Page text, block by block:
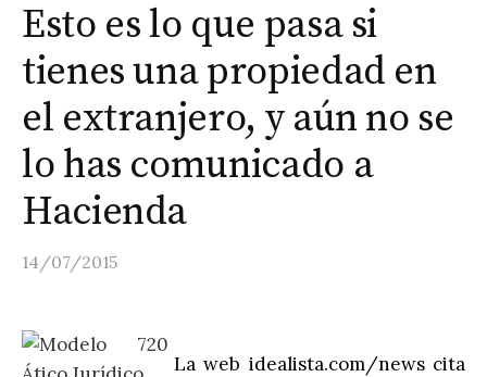
Esto es lo que pasa si
tienes una propiedad en
el extranjero, y aún no se
lo has comunicado a
Hacienda
14/07/2015
La web idealista.com/news cita